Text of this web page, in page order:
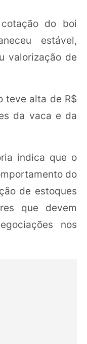
do boi
estável,
valorização de
teve alta de R$
da vaca e da
indica que o
do
de estoques
que devem
nos